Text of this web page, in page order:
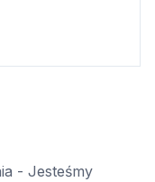
- Jesteśmy